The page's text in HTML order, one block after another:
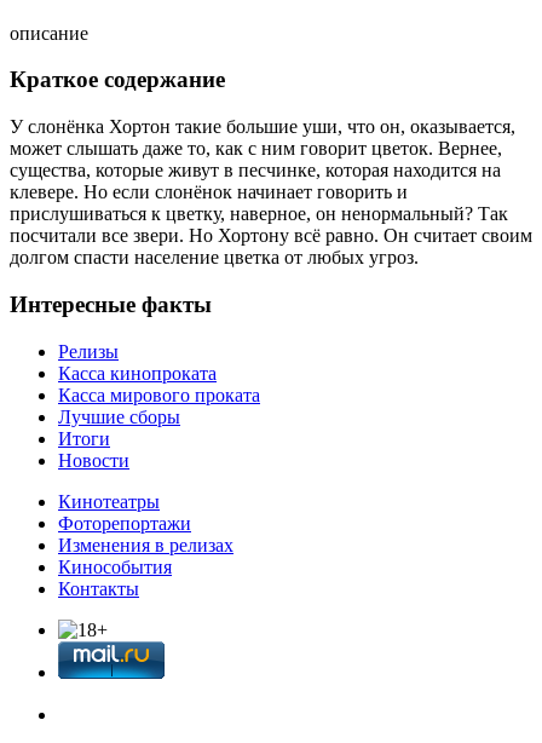
описание
Краткое содержание
У слонёнка Хортон такие большие уши, что он, оказывается,
может слышать даже то, как с ним говорит цветок. Вернее,
существа, которые живут в песчинке, которая находится на
клевере. Но если слонёнок начинает говорить и
прислушиваться к цветку, наверное, он ненормальный? Так
посчитали все звери. Но Хортону всё равно. Он считает своим
долгом спасти население цветка от любых угроз.
Интересные факты
Релизы
Касса кинопроката
Касса мирового проката
Лучшие сборы
Итоги
Новости
Кинотеатры
Фоторепортажи
Изменения в релизах
Кинособытия
Контакты